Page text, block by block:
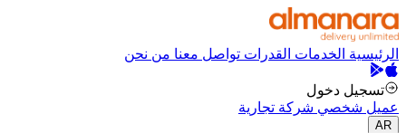
الرئيسية الخدمات القدرات تواصل معنا من نحن
تسجيل دخول
عميل شخصي شركة تجارية
AR